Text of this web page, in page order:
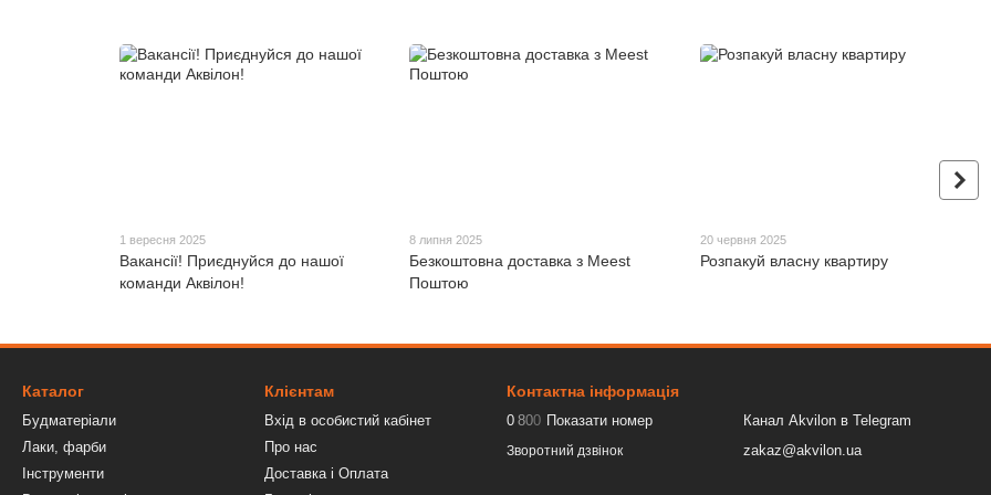
1 вересня 2025
Вакансії! Приєднуйся до нашої
команди Аквілон!
8 липня 2025
Безкоштовна доставка з Meest
Поштою
20 червня 2025
Розпакуй власну квартиру
Каталог
Будматеріали
Лаки, фарби
Інструменти
Клієнтам
Вхід в особистий кабінет
Про нас
Доставка і Оплата
Контактна інформація
0 800 Показати номер
Зворотний дзвінок
Канал Akvilon в Telegram
zakaz@akvilon.ua